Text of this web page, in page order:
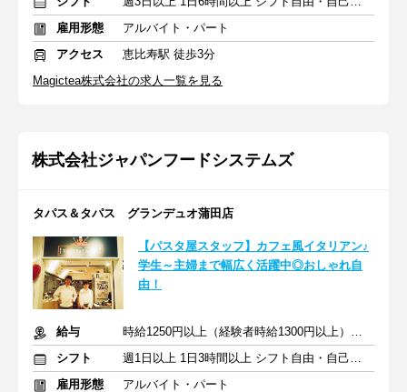
雇用形態
アルバイト・パート
アクセス
恵比寿駅 徒歩3分
Magictea株式会社の求人一覧を見る
株式会社ジャパンフードシステムズ
タパス＆タパス グランデュオ蒲田店
【パスタ屋スタッフ】カフェ風イタリアン♪
学生～主婦まで幅広く活躍中◎おしゃれ自
由！
給与
時給1250円以上（経験者時給1300円以上）＋交通費支給
シフト
週1日以上 1日3時間以上 シフト自由・自己申告
雇用形態
アルバイト・パート